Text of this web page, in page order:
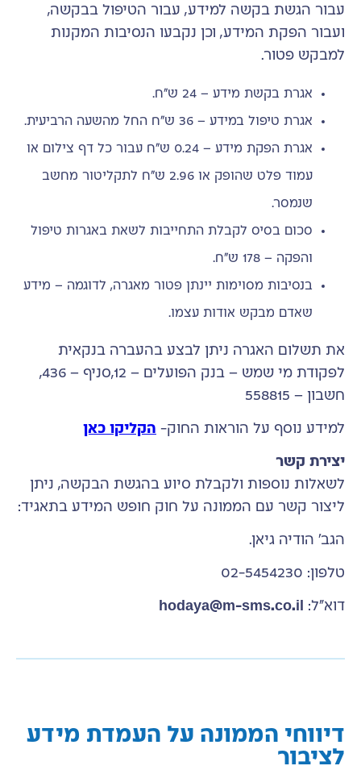
עבור הגשת בקשה למידע, עבור הטיפול בבקשה,
ועבור הפקת המידע, וכן נקבעו הנסיבות המקנות
למבקש פטור.
אגרת בקשת מידע – 24 ש"ח.
אגרת טיפול במידע – 36 ש"ח החל מהשעה הרביעית.
אגרת הפקת מידע – 0.24 ש"ח עבור כל דף צילום או
עמוד פלט שהופק או 2.96 ש"ח לתקליטור מחשב
שנמסר.
סכום בסיס לקבלת התחייבות לשאת באגרות טיפול
והפקה – 178 ש"ח.
בנסיבות מסוימות יינתן פטור מאגרה, לדוגמה – מידע
שאדם מבקש אודות עצמו.
את תשלום האגרה ניתן לבצע בהעברה בנקאית
לפקודת מי שמש – בנק הפועלים – 12,סניף – 436,
חשבון – 558815
למידע נוסף על הוראות החוק- הקליקו כאן
יצירת קשר
לשאלות נוספות ולקבלת סיוע בהגשת הבקשה, ניתן
ליצור קשר עם הממונה על חוק חופש המידע בתאגיד:
הגב' הודיה גיאן.
טלפון: 02-5454230
דוא"ל: hodaya@m-sms.co.il
דיווחי הממונה על העמדת מידע
לציבור